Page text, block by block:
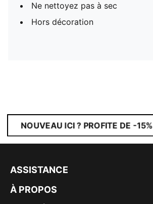
Ne nettoyez pas à sec
Hors décoration
NOUVEAU ICI ? PROFITE DE -15%
ASSISTANCE
À PROPOS